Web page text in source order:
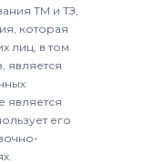
ТМ и ТЗ,
которая
лиц, в том
является
является
его